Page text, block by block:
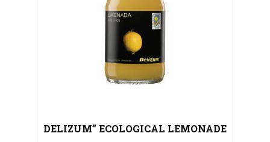
DELIZUM” ECOLOGICAL LEMONADE